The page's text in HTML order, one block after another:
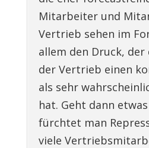
Mitarbeiter und
Vertrieb sehen im
allem den Druck,
der Vertrieb einen
als sehr
hat. Geht dann
fürchtet man
viele